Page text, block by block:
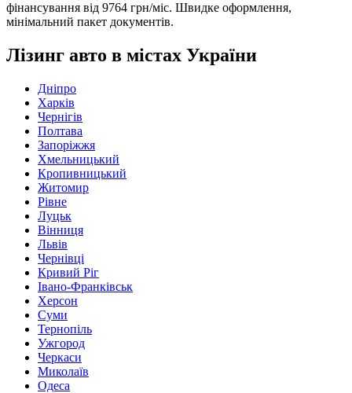
фінансування від 9764 грн/міс. Швидке оформлення,
мінімальний пакет документів.
Лізинг авто в містах України
Дніпро
Харків
Чернігів
Полтава
Запоріжжя
Хмельницький
Кропивницький
Житомир
Рівне
Луцьк
Вінниця
Львів
Чернівці
Кривий Ріг
Івано-Франківськ
Херсон
Суми
Тернопіль
Ужгород
Черкаси
Миколаїв
Одеса